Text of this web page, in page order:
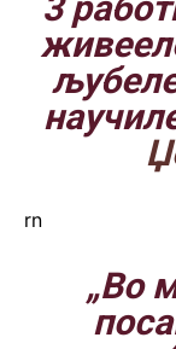
rn
„Во